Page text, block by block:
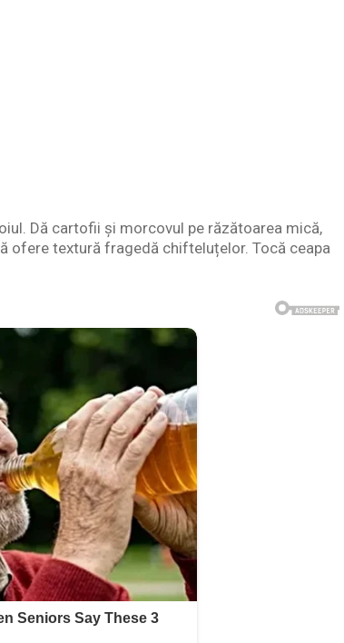
Dă cartofii și morcovul pe răzătoarea mică,
ofere textură fragedă chifteluțelor. Tocă ceapa